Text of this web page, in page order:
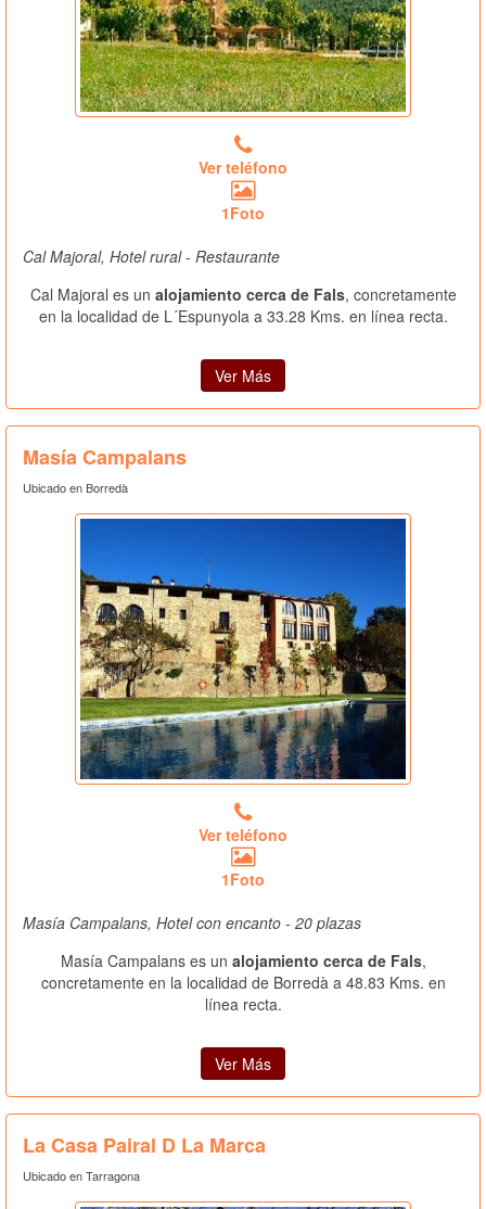
Ver teléfono
1Foto
Cal Majoral, Hotel rural - Restaurante
Cal Majoral es un alojamiento cerca de Fals, concretamente
en la localidad de L´Espunyola a 33.28 Kms. en línea recta.
Ver Más
Masía Campalans
Ubicado en Borredà
Ver teléfono
1Foto
Masía Campalans, Hotel con encanto - 20 plazas
Masía Campalans es un alojamiento cerca de Fals,
concretamente en la localidad de Borredà a 48.83 Kms. en
línea recta.
Ver Más
La Casa Pairal D La Marca
Ubicado en Tarragona